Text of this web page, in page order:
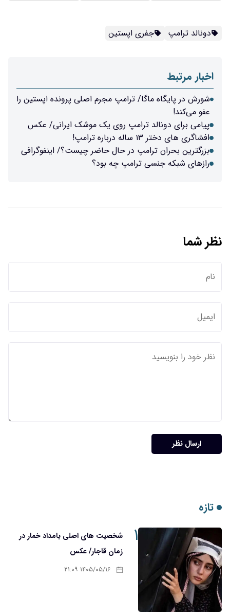
دونالد ترامپ جفری اپستین
اخبار مرتبط
شورش در پایگاه ماگا/ ترامپ مجرم اصلی پرونده اپستین را
عفو می‌کند!
پیامی برای دونالد ترامپ روی یک موشک ایرانی/ عکس
افشاگری های دختر ۱۳ ساله درباره ترامپ!
بزرگترین بحران ترامپ در حال حاضر چیست؟/ اینفوگرافی
رازهای شبکه جنسی ترامپ چه بود؟
نظر شما
ارسال نظر
تازه
۱
شخصیت های اصلی بامداد خمار در
زمان قاجار/ عکس
۱۴۰۵/۰۵/۱۶ ۲۱:۰۹